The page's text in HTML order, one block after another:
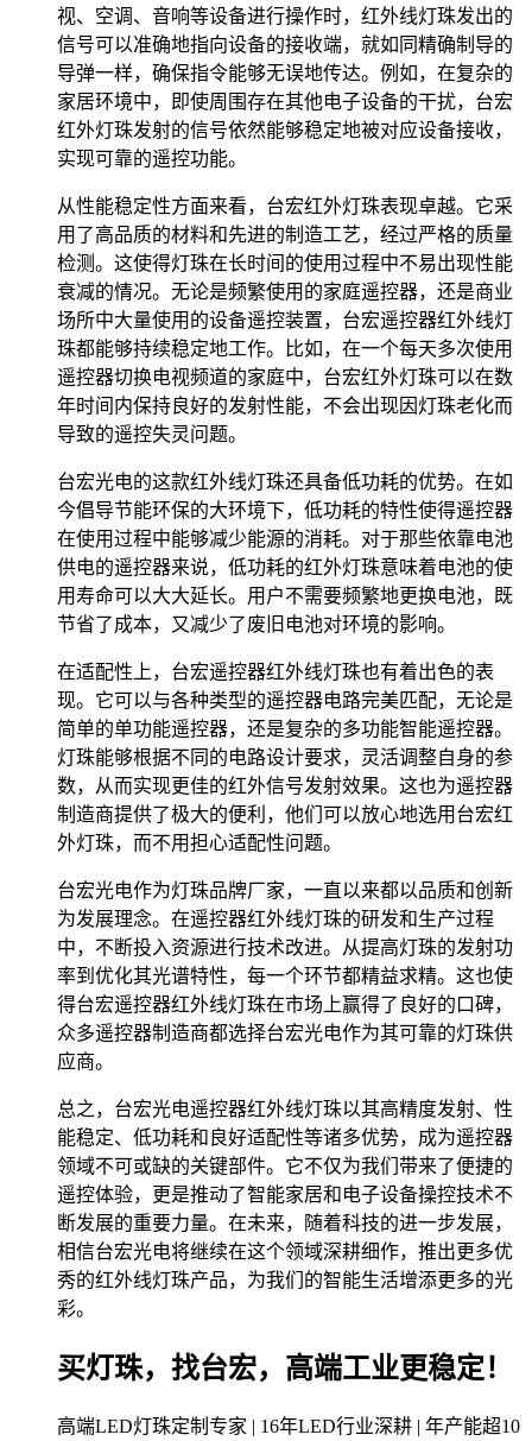
视、空调、音响等设备进行操作时，红外线灯珠发出的
信号可以准确地指向设备的接收端，就如同精确制导的
导弹一样，确保指令能够无误地传达。例如，在复杂的
家居环境中，即使周围存在其他电子设备的干扰，台宏
红外灯珠发射的信号依然能够稳定地被对应设备接收，
实现可靠的遥控功能。
从性能稳定性方面来看，台宏红外灯珠表现卓越。它采
用了高品质的材料和先进的制造工艺，经过严格的质量
检测。这使得灯珠在长时间的使用过程中不易出现性能
衰减的情况。无论是频繁使用的家庭遥控器，还是商业
场所中大量使用的设备遥控装置，台宏遥控器红外线灯
珠都能够持续稳定地工作。比如，在一个每天多次使用
遥控器切换电视频道的家庭中，台宏红外灯珠可以在数
年时间内保持良好的发射性能，不会出现因灯珠老化而
导致的遥控失灵问题。
台宏光电的这款红外线灯珠还具备低功耗的优势。在如
今倡导节能环保的大环境下，低功耗的特性使得遥控器
在使用过程中能够减少能源的消耗。对于那些依靠电池
供电的遥控器来说，低功耗的红外灯珠意味着电池的使
用寿命可以大大延长。用户不需要频繁地更换电池，既
节省了成本，又减少了废旧电池对环境的影响。
在适配性上，台宏遥控器红外线灯珠也有着出色的表
现。它可以与各种类型的遥控器电路完美匹配，无论是
简单的单功能遥控器，还是复杂的多功能智能遥控器。
灯珠能够根据不同的电路设计要求，灵活调整自身的参
数，从而实现更佳的红外信号发射效果。这也为遥控器
制造商提供了极大的便利，他们可以放心地选用台宏红
外灯珠，而不用担心适配性问题。
台宏光电作为灯珠品牌厂家，一直以来都以品质和创新
为发展理念。在遥控器红外线灯珠的研发和生产过程
中，不断投入资源进行技术改进。从提高灯珠的发射功
率到优化其光谱特性，每一个环节都精益求精。这也使
得台宏遥控器红外线灯珠在市场上赢得了良好的口碑，
众多遥控器制造商都选择台宏光电作为其可靠的灯珠供
应商。
总之，台宏光电遥控器红外线灯珠以其高精度发射、性
能稳定、低功耗和良好适配性等诸多优势，成为遥控器
领域不可或缺的关键部件。它不仅为我们带来了便捷的
遥控体验，更是推动了智能家居和电子设备操控技术不
断发展的重要力量。在未来，随着科技的进一步发展，
相信台宏光电将继续在这个领域深耕细作，推出更多优
秀的红外线灯珠产品，为我们的智能生活增添更多的光
彩。
买灯珠，找台宏，高端工业更稳定！
高端LED灯珠定制专家 | 16年LED行业深耕 | 年产能超10